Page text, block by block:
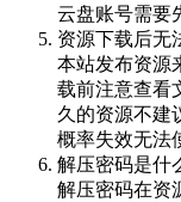
云盘账号需要
资源下载后无
本站发布资源
载前注意查看
久的资源不建
概率失效无法
解压密码是什
解压密码在资